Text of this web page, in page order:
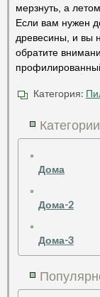
мерзнуть, а
Если вам нужен
древесины, и вы
обратите
Категория:
Категории
Дома
Дома-2
Дома-3